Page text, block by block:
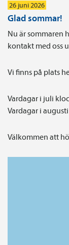
26 juni 2026
Glad sommar!
Nu är sommaren
kontakt med oss
Vi finns på plats
Vardagar i juli
Vardagar i
Välkommen att